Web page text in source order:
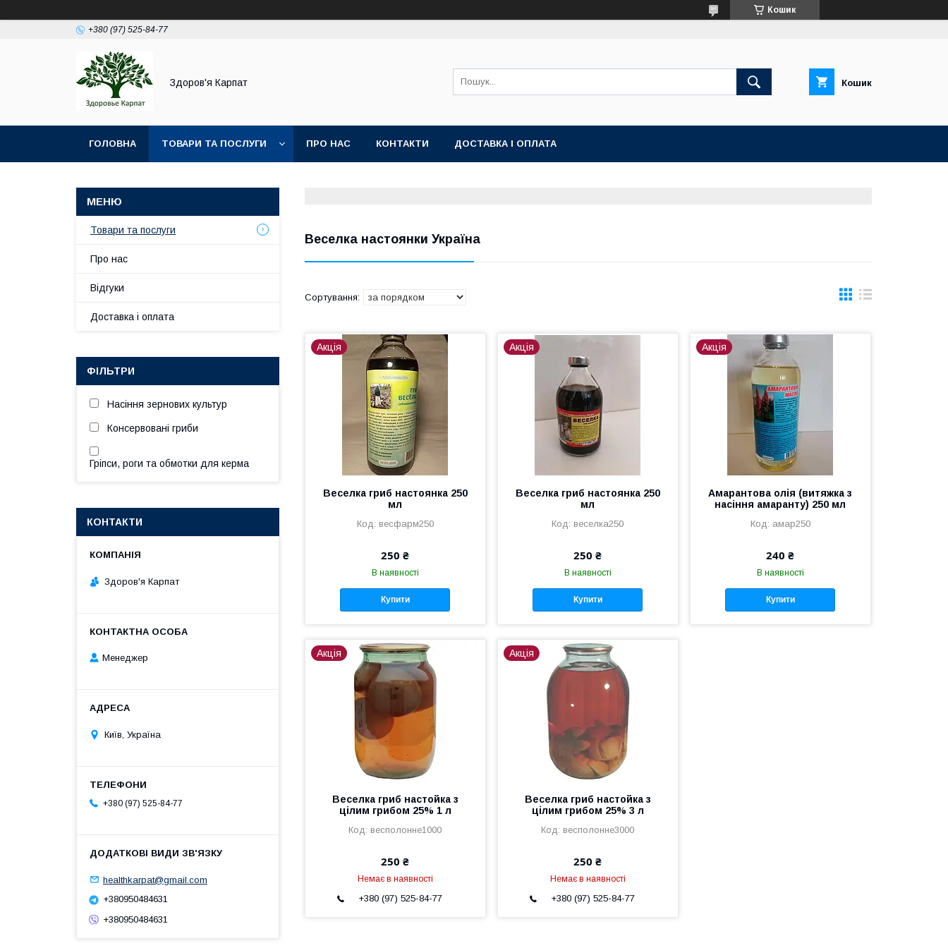
Кошик
+380 (97) 525-84-77
Здоров'я Карпат Кошик
ГОЛОВНА ТОВАРИ ТА ПОСЛУГИ ПРО НАС КОНТАКТИ ДОСТАВКА І ОПЛАТА
Веселка настоянки Україна
Акція
Веселка гриб настоянка 250
мл
весфарм250
250 ₴
В наявності
Купити
Акція
Веселка гриб настоянка 250
мл
веселка250
250 ₴
В наявності
Купити
Акція
Амарантова олія (витяжка з
насіння амаранту) 250 мл
амар250
240 ₴
В наявності
Купити
Акція
Веселка гриб настойка з
цілим грибом 25% 1 л
весполонне1000
250 ₴
Немає в наявності
+380 (97) 525-84-77
Акція
Веселка гриб настойка з
цілим грибом 25% 3 л
весполонне3000
250 ₴
Немає в наявності
+380 (97) 525-84-77
Товари та послуги
Про нас
Відгуки
Доставка і оплата
ФІЛЬТРИ
Насіння зернових культур
Консервовані гриби
Гріпси, роги та обмотки для керма
КОНТАКТИ
Здоров'я Карпат
Менеджер
Київ, Україна
+380 (97) 525-84-77
healthkarpat@gmail.com
+380950484631
+380950484631